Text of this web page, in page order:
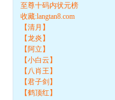
至尊十码内状元榜
收藏:langtan8.com
【清月】
【龙炎】
【阿立】
【小白云】
【八肖王】
【君子剑】
【鹤顶红】